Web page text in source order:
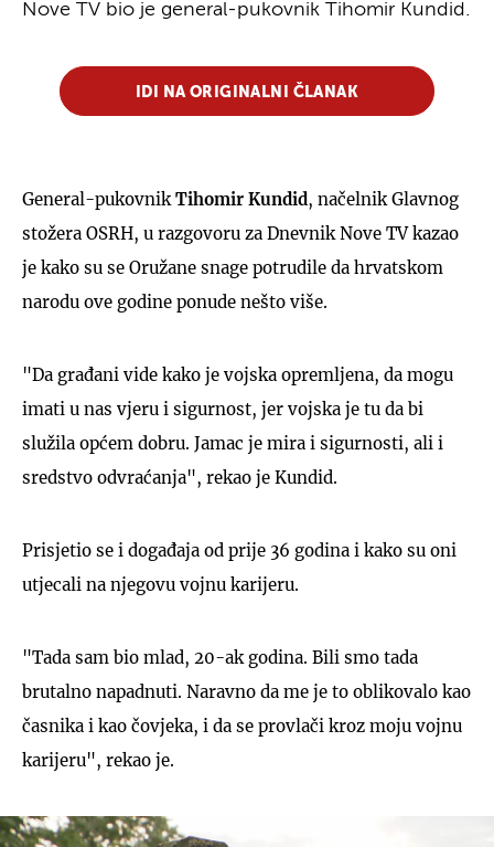
Nove TV bio je general-pukovnik Tihomir Kundid.
IDI NA ORIGINALNI ČLANAK
General-pukovnikTihomir Kundid, načelnik Glavnog
stožera OSRH, u razgovoru za Dnevnik Nove TV kazao
je kako su se Oružane snage potrudile da hrvatskom
narodu ove godine ponude nešto više.
"Da građani vide kako je vojska opremljena, da mogu
imati u nas vjeru i sigurnost, jer vojska je tu da bi
služila općem dobru. Jamac je mira i sigurnosti, ali i
sredstvo odvraćanja", rekao je Kundid.
Prisjetio se i događaja od prije 36 godina i kako su oni
utjecali na njegovu vojnu karijeru.
"Tada sam bio mlad, 20-ak godina. Bili smo tada
brutalno napadnuti. Naravno da me je to oblikovalo kao
časnika i kao čovjeka, i da se provlači kroz moju vojnu
karijeru", rekao je.